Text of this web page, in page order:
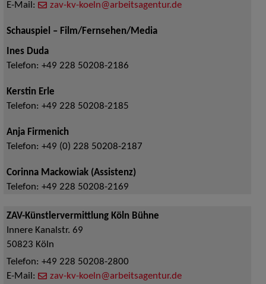
E-Mail:
zav-kv-koeln@arbeitsagentur.de
Schauspiel – Film/Fernsehen/Media
Ines Duda
Telefon: +49 228 50208-2186
Kerstin Erle
Telefon: +49 228 50208-2185
Anja Firmenich
Telefon: +49 (0) 228 50208-2187
Corinna Mackowiak (Assistenz)
Telefon: +49 228 50208-2169
ZAV-Künstlervermittlung Köln Bühne
Innere Kanalstr. 69
50823 Köln
Telefon: +49 228 50208-2800
E-Mail:
zav-kv-koeln@arbeitsagentur.de